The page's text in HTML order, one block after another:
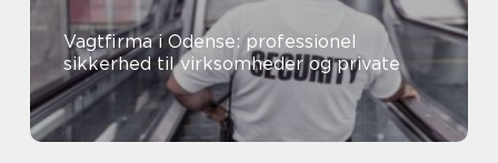
Vagtfirma i Odense: professionel
sikkerhed til virksomheder og private